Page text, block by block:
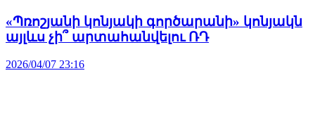
«Պռոշյանի կոնյակի գործարանի» կոնյակն
այլևս չի՞ արտահանվելու ՌԴ
2026/04/07 23:16